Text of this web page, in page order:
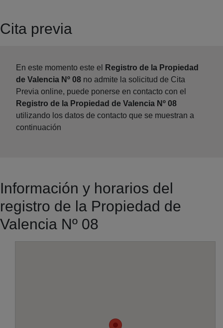
Cita previa
En este momento este el
Registro de la Propiedad
de Valencia Nº 08 no admite la solicitud de Cita
Previa online, puede ponerse en contacto con el
Registro de la Propiedad de Valencia Nº 08
utilizando los datos de contacto que se muestran a
continuación
Información y horarios del
registro de la Propiedad de
Valencia Nº 08